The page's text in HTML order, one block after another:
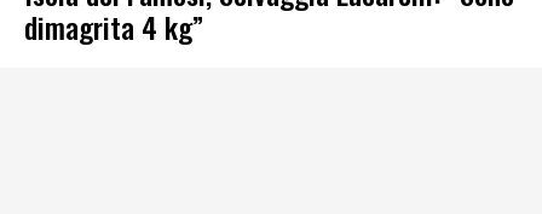
dimagrita 4 kg”